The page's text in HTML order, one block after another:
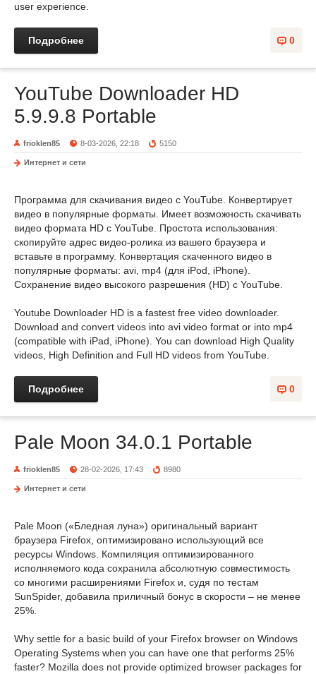
user experience.
0
Подробнее
YouTube Downloader HD
5.9.9.8 Portable
frioklen85 8-03-2026, 22:18 5150
Интернет и сети
Программа для скачивания видео с YouTube. Конвертирует
видео в популярные форматы. Имеет возможность скачивать
видео формата HD с YouTube. Простота использования:
скопируйте адрес видео-ролика из вашего браузера и
вставьте в программу. Конвертация скаченного видео в
популярные форматы: avi, mp4 (для iPod, iPhone).
Сохранение видео высокого разрешения (HD) с YouTube.
Youtube Downloader HD is a fastest free video downloader.
Download and convert videos into avi video format or into mp4
(compatible with iPad, iPhone). You can download High Quality
videos, High Definition and Full HD videos from YouTube.
0
Подробнее
Pale Moon 34.0.1 Portable
frioklen85 28-02-2026, 17:43 8980
Интернет и сети
Pale Moon («Бледная луна») оригинальный вариант
браузера Firefox, оптимизировано использующий все
ресурсы Windows. Компиляция оптимизированного
исполняемого кода сохранила абсолютную совместимость
со многими расширениями Firefox и, судя по тестам
SunSpider, добавила приличный бонус в скорости – не менее
25%.
Why settle for a basic build of your Firefox browser on Windows
Operating Systems when you can have one that performs 25%
faster? Mozilla does not provide optimized browser packages for